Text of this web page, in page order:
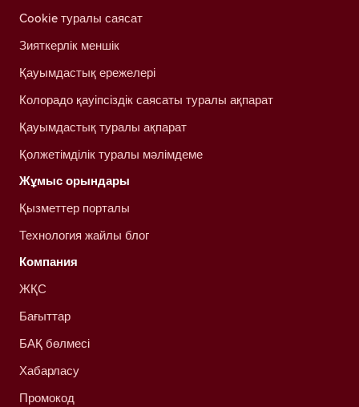
Cookie туралы саясат
Зияткерлік меншік
Қауымдастық ережелері
Колорадо қауіпсіздік саясаты туралы ақпарат
Қауымдастық туралы ақпарат
Қолжетімділік туралы мәлімдеме
Жұмыс орындары
Қызметтер порталы
Технология жайлы блог
Компания
ЖҚС
Бағыттар
БАҚ бөлмесі
Хабарласу
Промокод